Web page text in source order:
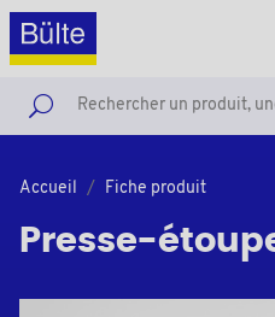
Accueil Fiche produit
Presse-